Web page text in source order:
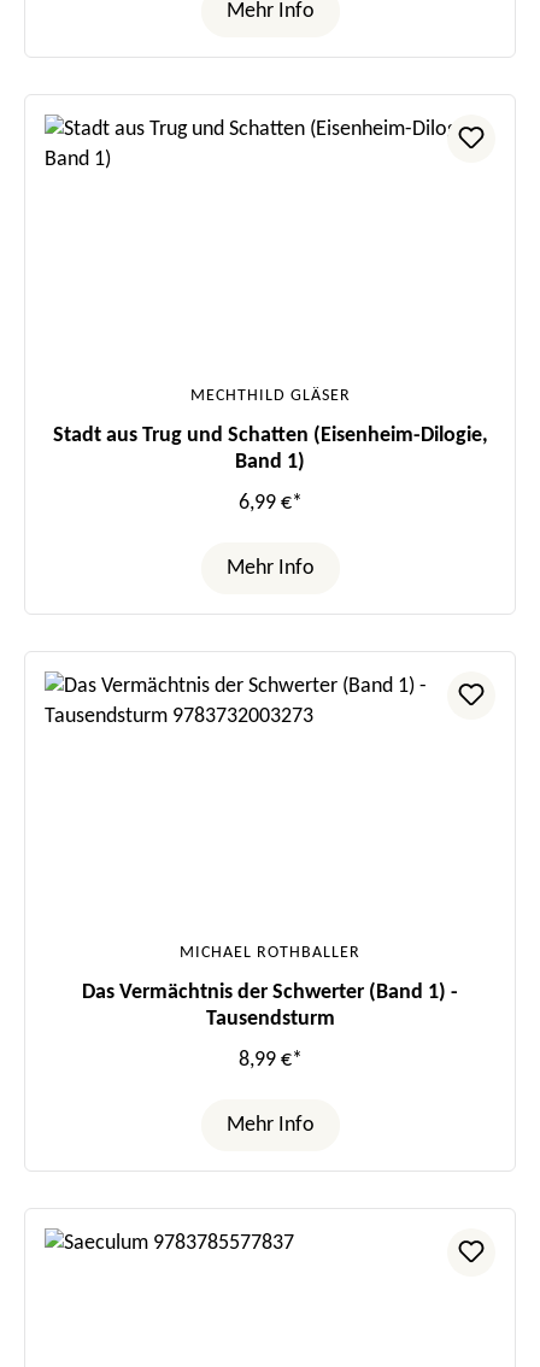
Mehr Info
MECHTHILD GLÄSER
Stadt aus Trug und Schatten (Eisenheim-Dilogie,
Band 1)
6,99 €*
Mehr Info
MICHAEL ROTHBALLER
Das Vermächtnis der Schwerter (Band 1) -
Tausendsturm
8,99 €*
Mehr Info